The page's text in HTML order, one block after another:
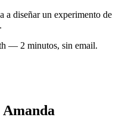
a diseñar un experimento de
— 2 minutos, sin email.